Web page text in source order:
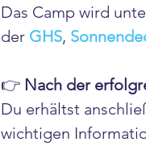
Das Camp wird
der GHS,
👉 Nach der
Du erhältst
wichtigen